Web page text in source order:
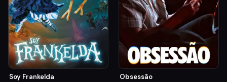
Soy Frankelda Obsessão